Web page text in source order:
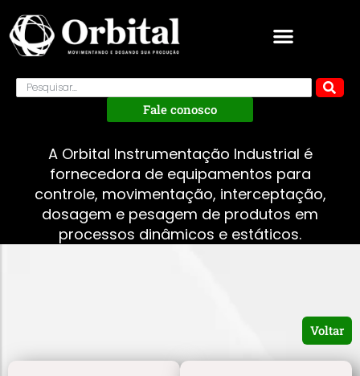
Fale conosco
A Orbital Instrumentação Industrial é
fornecedora de equipamentos para
controle, movimentação, interceptação,
dosagem e pesagem de produtos em
processos dinâmicos e estáticos.
Voltar